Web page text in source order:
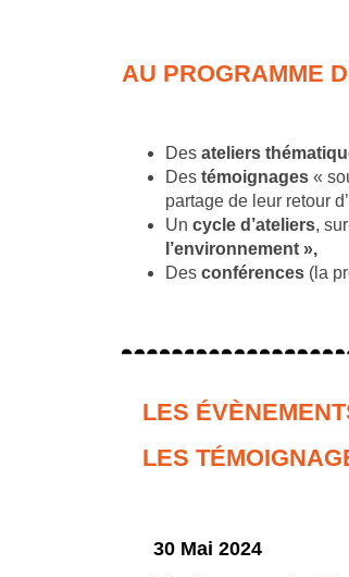
AU PROGRAMME
Des ateliers
Des témoignages «
partage de leur retour
Un cycle d’ateliers,
l’environnement »,
Des conférences (la
LES
LES
30 Mai 2024